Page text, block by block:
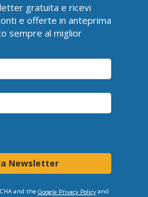
gratuita e ricevi
e offerte in anteprima
sempre al miglior
Newsletter
and the Google Privacy Policyand